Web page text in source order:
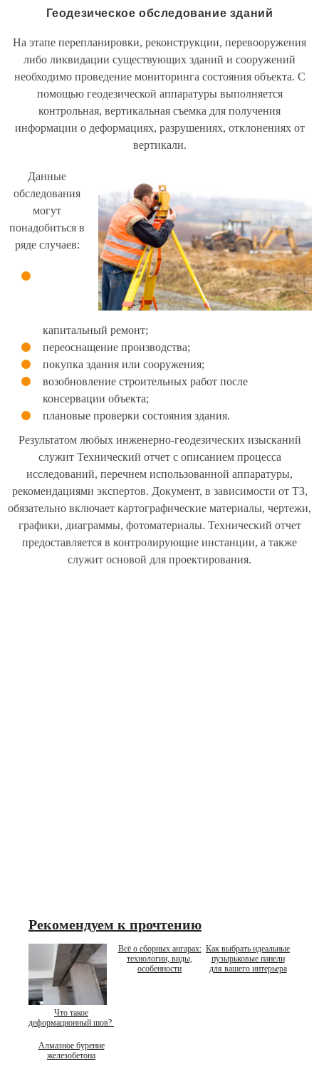
Геодезическое обследование зданий
На этапе перепланировки, реконструкции, перевооружения
либо ликвидации существующих зданий и сооружений
необходимо проведение мониторинга состояния объекта. С
помощью геодезической аппаратуры выполняется
контрольная, вертикальная съемка для получения
информации о деформациях, разрушениях, отклонениях от
вертикали.
Данные
обследования
могут
понадобиться в
ряде случаев:
капитальный ремонт;
переоснащение производства;
покупка здания или сооружения;
возобновление строительных работ после
консервации объекта;
плановые проверки состояния здания.
Результатом любых инженерно-геодезических изысканий
служит Технический отчет с описанием процесса
исследований, перечнем использованной аппаратуры,
рекомендациями экспертов. Документ, в зависимости от ТЗ,
обязательно включает картографические материалы, чертежи,
графики, диаграммы, фотоматериалы. Технический отчет
предоставляется в контролирующие инстанции, а также
служит основой для проектирования.
Рекомендуем к прочтению
Что такое
деформационный шов?
Всё о сборных ангарах:
технологии, виды,
особенности
Как выбрать идеальные
пузырьковые панели
для вашего интерьера
Алмазное бурение
железобетона